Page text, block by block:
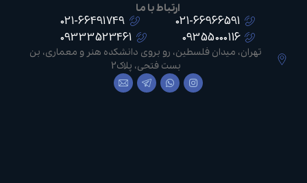
ارتباط با ما
021-66966591
021-66491749
09355000116
09333523461
تهران، میدان فلسطین، رو بروی دانشکده هنر و معماری، بن
بست فتحی، پلاک2